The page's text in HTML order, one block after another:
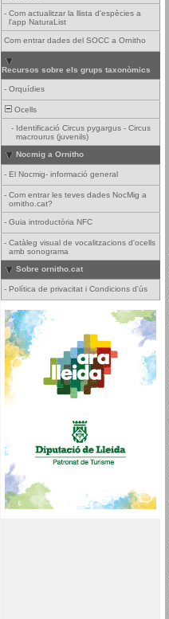
- Com actualitzar la llista d'espècies a
l'app NaturaList
Com entrar dades del SOCC a Ornitho
Recursos sobre els grups taxonòmics
- Orquídies
Ocells
- Identificació Circus pygargus - Circus
macrourus (juvenils)
Nocmig a Ornitho
- El Nocmig- informació general
- Com entrar les teves dades NocMig a
ornitho.cat?
- Guia introductòria NFC
- Catàleg visual de vocalitzacions d'ocells
amb sonograma
Sobre ornitho.cat
- Política de privacitat i Condicions d'ús